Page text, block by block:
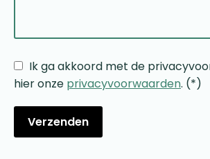
Ik ga akkoord met de
hier onze privacyvoorwaarden. (*)